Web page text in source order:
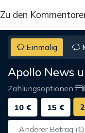
Zu den
Einmalig
Apollo News
Zahlungsoptionen:
10 €
15 €